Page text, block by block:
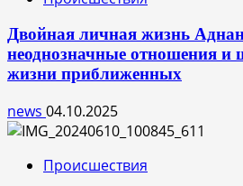
Двойная личная жизнь
неоднозначные отношения
жизни приближенных
news 04.10.2025
Происшествия